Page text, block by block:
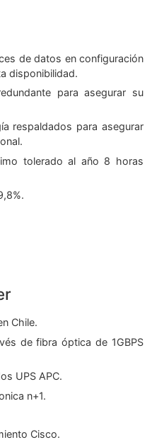
de datos en configuración
disponibilidad.
para asegurar su
respaldados para asegurar
tolerado al año 8 horas
Chile.
de fibra óptica de 1GBPS
UPS APC.
n+1.
Cisco.